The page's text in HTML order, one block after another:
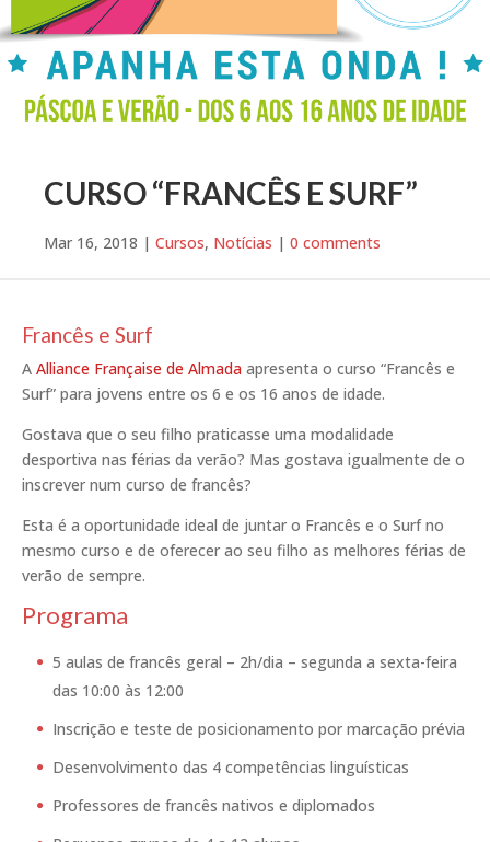
CURSO “FRANCÊS E SURF”
Mar 16, 2018 | Cursos, Notícias | 0 comments
Francês e Surf
A Alliance Française de Almada apresenta o curso “Francês e
Surf” para jovens entre os 6 e os 16 anos de idade.
Gostava que o seu filho praticasse uma modalidade
desportiva nas férias da verão? Mas gostava igualmente de o
inscrever num curso de francês?
Esta é a oportunidade ideal de juntar o Francês e o Surf no
mesmo curso e de oferecer ao seu filho as melhores férias de
verão de sempre.
Programa
5 aulas de francês geral – 2h/dia – segunda a sexta-feira
das 10:00 às 12:00
Inscrição e teste de posicionamento por marcação prévia
Desenvolvimento das 4 competências linguísticas
Professores de francês nativos e diplomados